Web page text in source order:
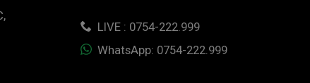
LIVE : 0754-222.999
WhatsApp: 0754-222.999